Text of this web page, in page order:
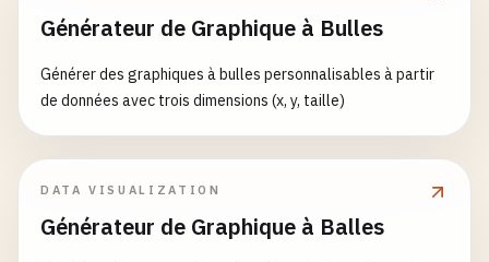
Générateur de Graphique à Bulles
Générer des graphiques à bulles personnalisables à partir
de données avec trois dimensions (x, y, taille)
DATA VISUALIZATION
Générateur de Graphique à Balles